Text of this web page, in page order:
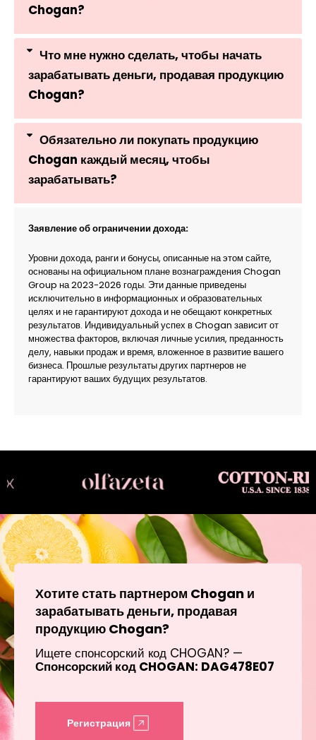
Chogan?
Что мне нужно сделать, чтобы начать
зарабатывать деньги, продавая продукцию
Chogan?
Обязательно ли покупать продукцию
Chogan каждый месяц, чтобы
зарабатывать?
Заявление об ограничении дохода:
Уровни дохода, ранги и бонусы, описанные на этом сайте,
основаны на официальном плане вознаграждения Chogan
Group на 2023-2026 годы. Эти данные приведены
исключительно в информационных и образовательных
целях и не гарантируют дохода и не обещают конкретных
результатов. Индивидуальный успех в Chogan зависит от
множества факторов, включая личные усилия, преданность
делу, навыки продаж и время, вложенное в развитие вашего
бизнеса. Прошлые результаты других партнеров не
гарантируют ваших будущих результатов.
Хотите стать партнером Chogan и
зарабатывать деньги, продавая
продукцию Chogan?
Ищете спонсорский код CHOGAN? —
Спонсорский код CHOGAN: DAG478E07
Регистрация